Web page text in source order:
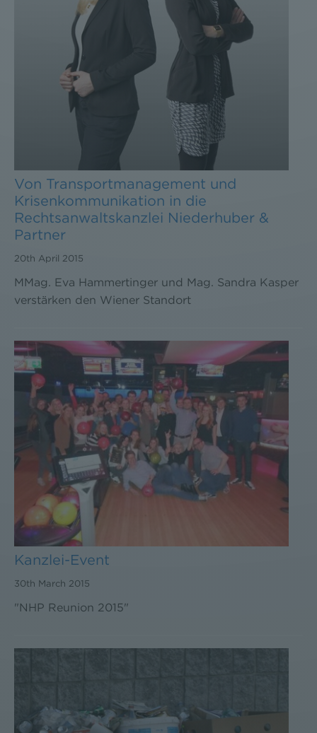
Von Transportmanagement und
Krisenkommunikation in die
Rechtsanwaltskanzlei Niederhuber &
Partner
20th April 2015
MMag. Eva Hammertinger und Mag. Sandra Kasper
verstärken den Wiener Standort
Kanzlei-Event
30th March 2015
"NHP Reunion 2015"